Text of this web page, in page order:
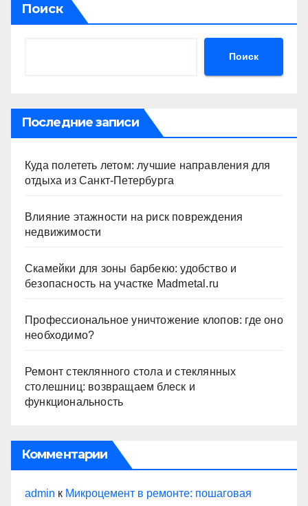
Поиск
Поиск
Последние записи
Куда полететь летом: лучшие направления для
отдыха из Санкт-Петербурга
Влияние этажности на риск повреждения
недвижимости
Скамейки для зоны барбекю: удобство и
безопасность на участке Madmetal.ru
Профессиональное уничтожение клопов: где оно
необходимо?
Ремонт стеклянного стола и стеклянных
столешниц: возвращаем блеск и
функциональность
Комментарии
admin к Микроцемент в ремонте: пошаговая